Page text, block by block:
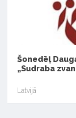
Šonedēļ
„Sudraba
Latvijā